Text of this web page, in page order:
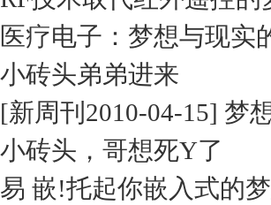
医疗电子：梦想与现实
小砖头弟弟进来
[新周刊2010-04-15] 梦
小砖头，哥想死Y了
易 嵌!托起你嵌入式的